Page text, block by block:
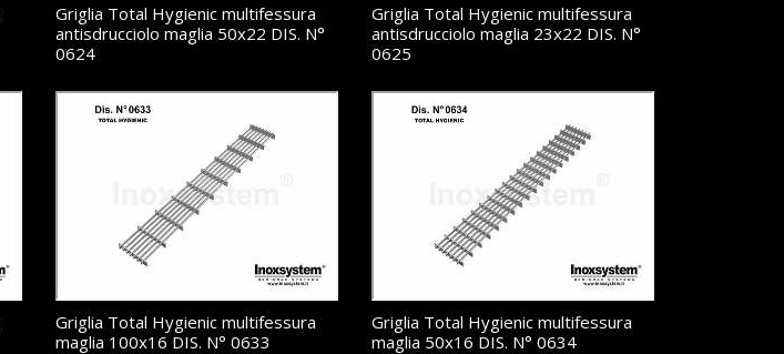
Griglia Total Hygienic multifessura
antisdrucciolo maglia 50x22 DIS. N°
0624
Griglia Total Hygienic multifessura
antisdrucciolo maglia 23x22 DIS. N°
0625
Griglia Total Hygienic multifessura
maglia 100x16 DIS. N° 0633
Griglia Total Hygienic multifessura
maglia 50x16 DIS. N° 0634